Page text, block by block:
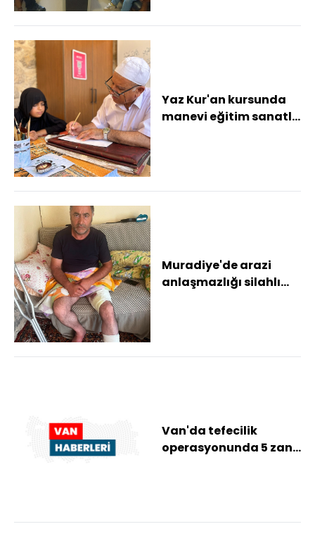
Yaz Kur'an kursunda
manevi eğitim sanatla
Muradiye'de arazi
anlaşmazlığı silahlı
Van'da tefecilik
operasyonunda 5 zanlı